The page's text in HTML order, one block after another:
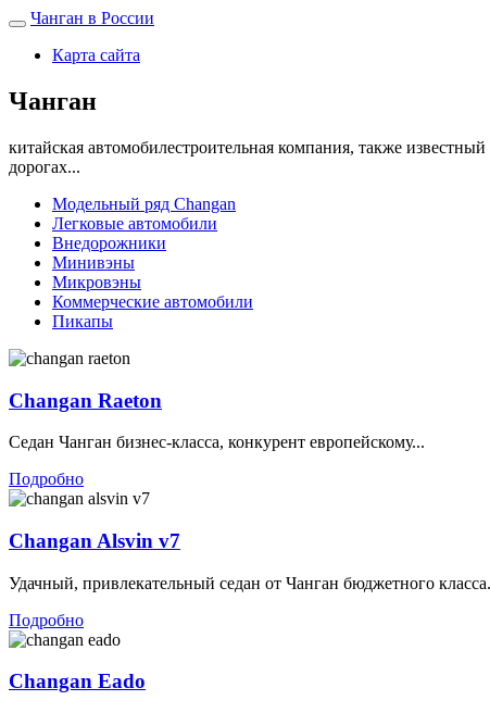
Чанган в России
Карта сайта
Чанган
китайская автомобилестроительная компания, также
дорогах...
Модельный ряд Changan
Легковые автомобили
Внедорожники
Минивэны
Микровэны
Коммерческие автомобили
Пикапы
Changan Raeton
Седан Чанган бизнес-класса, конкурент европейскому...
Подробно
Changan Alsvin v7
Удачный, привлекательный седан от Чанган бюджетного
Подробно
Changan Eado